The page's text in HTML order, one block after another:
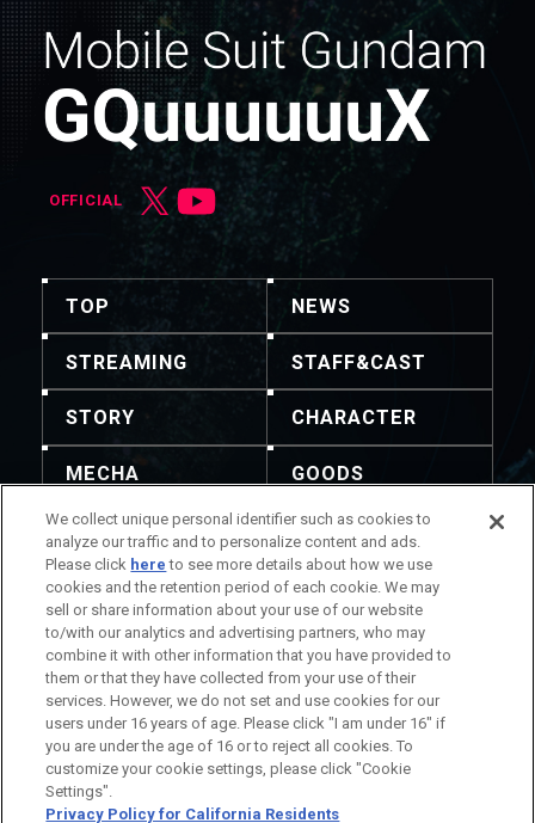
OFFICIAL
TOP NEWS
STREAMING STAFF&CAST
STORY CHARACTER
MECHA GOODS
GALLERY MUSIC
THEATER
주의: 내용 및 이미지의 전재를 허용하지 않습니다. 문의는
이곳으로 부탁드립니다.
작품 정보에 관하여
회사 정보에 관하여
We collect unique personal identifier such as cookies to
analyze our traffic and to personalize content and ads.
Please click here to see more details about how we use
cookies and the retention period of each cookie. We may
sell or share information about your use of our website
to/with our analytics and advertising partners, who may
combine it with other information that you have provided to
them or that they have collected from your use of their
services. However, we do not set and use cookies for our
users under 16 years of age. Please click "I am under 16" if
you are under the age of 16 or to reject all cookies. To
customize your cookie settings, please click "Cookie
Settings".
Privacy Policy for California Residents